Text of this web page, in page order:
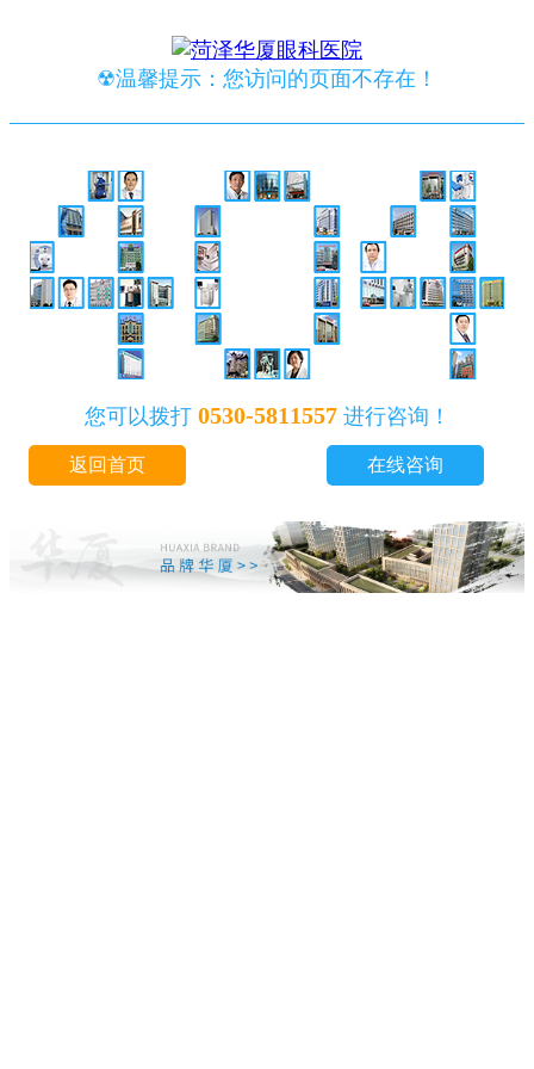
☢温馨提示：您访问的页面不存在！
您可以拨打 0530-5811557进行咨询！
返回首页 在线咨询